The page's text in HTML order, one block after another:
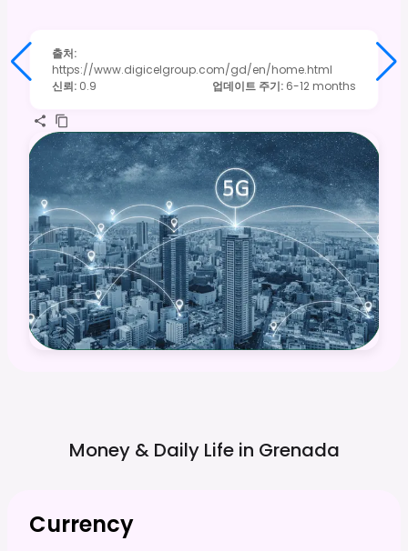
출처:
https://www.digicelgroup.com/gd/en/home.html
신뢰: 0.9 업데이트 주기: 6-12 months
Money & Daily Life in Grenada
Currency